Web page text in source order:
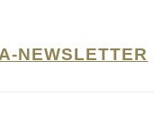
NEWSLETTER